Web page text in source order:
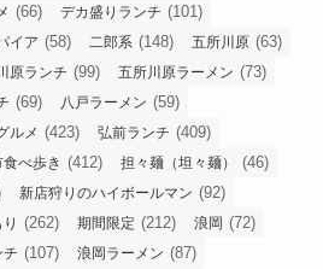
(66) デカ盛りランチ (101)
イア (58) 二郎系 (148) 五所川原 (63)
原ランチ (99) 五所川原ラーメン (73)
(69) 八戸ラーメン (59)
ルメ (423) 弘前ランチ (409)
べ歩き (412) 担々麺（坦々麺） (46)
新店狩りのハイボールマン (92)
(262) 期間限定 (212) 浪岡 (72)
チ (107) 浪岡ラーメン (87)